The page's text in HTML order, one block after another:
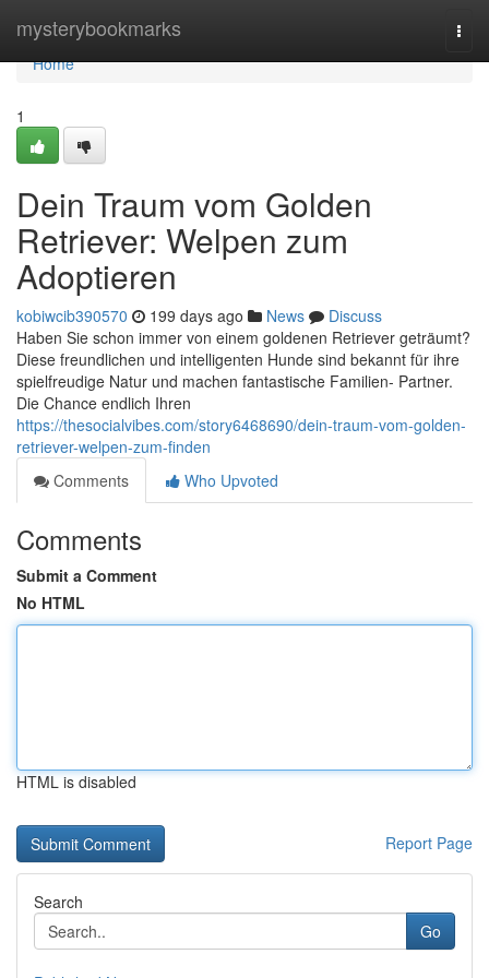
mysterybookmarks
Home
Home
1
Dein Traum vom Golden
Retriever: Welpen zum
Adoptieren
kobiwcib390570 199 days ago News
Discuss
Haben Sie schon immer von einem goldenen Retriever geträumt?
Diese freundlichen und intelligenten Hunde sind bekannt für ihre
spielfreudige Natur und machen fantastische Familien- Partner.
Die Chance endlich Ihren
https://thesocialvibes.com/story6468690/dein-traum-vom-golden-
retriever-welpen-zum-finden
Comments
Who Upvoted
Comments
Submit a Comment
No HTML
HTML is disabled
Report Page
Search
Go